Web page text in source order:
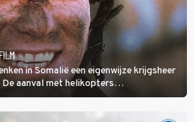
in Somalië een eigenwijze krijgsheer
aanval met helikopters
dramatisch.